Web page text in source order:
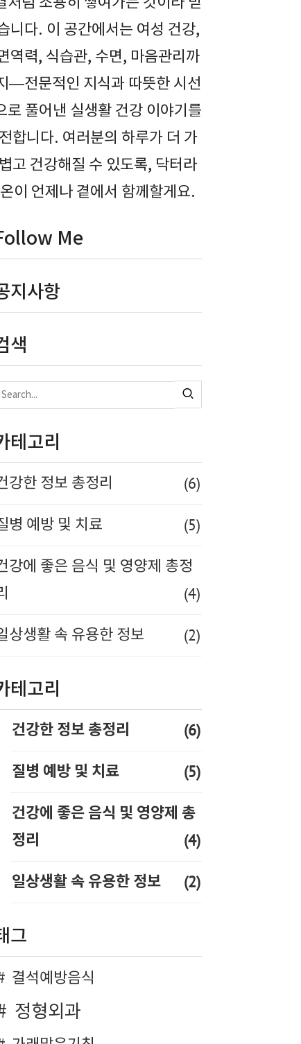
니다. 이 공간에서는 여성 건강,
역력, 식습관, 수면, 마음관리까
—전문적인 지식과 따뜻한 시선
로 풀어낸 실생활 건강 이야기를
전합니다. 여러분의 하루가 더 가
볍고 건강해질 수 있도록, 닥터라
온이 언제나 곁에서 함께할게요.
Me
지사항
색
테고리
강한 정보 총정리 (6)
병 예방 및 치료 (5)
강에 좋은 음식 및 영양제 총정
(4)
상생활 속 유용한 정보 (2)
테고리
건강한 정보 총정리 (6)
질병 예방 및 치료 (5)
건강에 좋은 음식 및 영양제 총
정리
(4)
일상생활 속 유용한 정보 (2)
그
결석예방음식
정형외과